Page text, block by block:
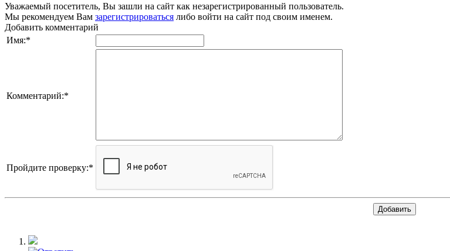
Уважаемый посетитель, Вы зашли на сайт как незарегистрированный пользователь.
Мы рекомендуем Вам зарегистрироваться либо войти на сайт под своим именем.
Добавить комментарий
Имя:*
Комментарий:*
Пройдите проверку:*
Добавить